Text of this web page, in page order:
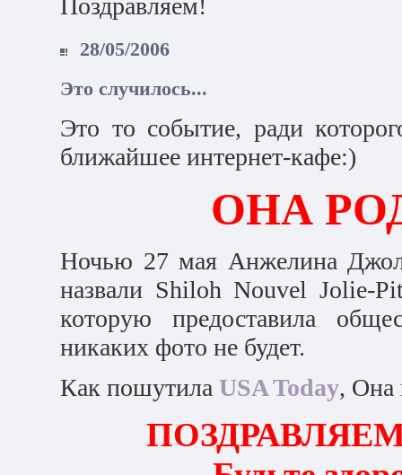
Поздравляем!
28/05/2006
Это случилось...
Это то событие, ради
ближайшее интернет-кафе:)
ОНА
Ночью 27 мая Анжелина
назвали Shiloh Nouvel Jolie-
которую предоставила
никаких фото не будет.
Как пошутила USA Today, Она